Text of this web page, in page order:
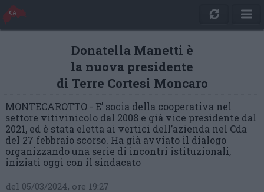
Donatella Manetti è
la nuova presidente
di Terre Cortesi Moncaro
MONTECAROTTO - E’ socia della cooperativa nel
settore vitivinicolo dal 2008 e già vice presidente dal
2021, ed è stata eletta ai vertici dell’azienda nel Cda
del 27 febbraio scorso. Ha già avviato il dialogo
organizzando una serie di incontri istituzionali,
iniziati oggi con il sindacato
del 05/03/2024, ore 19:27